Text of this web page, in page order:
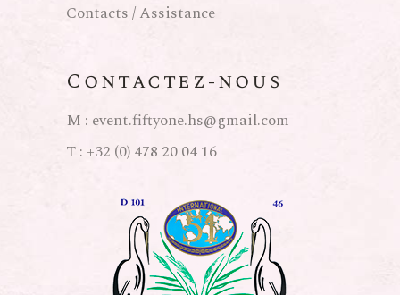
Contactez-nous
M : event.fiftyone.hs@gmail.com
T : +32 (0) 478 20 04 16
Contacts / Assistance